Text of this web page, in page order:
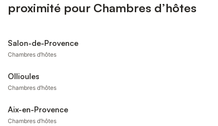
proximité pour Chambres d’hôtes
Salon-de-Provence
Chambres d’hôtes
Ollioules
Chambres d’hôtes
Aix-en-Provence
Chambres d’hôtes